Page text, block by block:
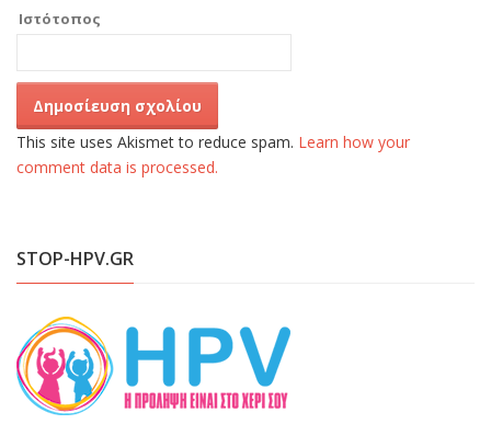
Ιστότοπος
This site uses Akismet to reduce spam. Learn how your
comment data is processed.
STOP-HPV.GR